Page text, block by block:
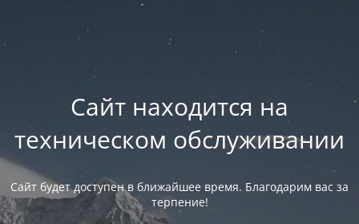
Сайт находится на
техническом обслуживании
Сайт будет доступен в ближайшее время. Благодарим вас за
терпение!